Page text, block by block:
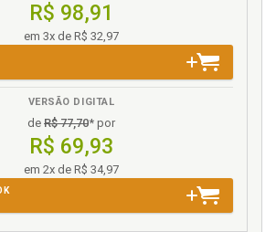
e siglas, p. 13
p. 65
de água potável, p. 43
Saneamento: doenças e óbitos
p. 48
R$ 98,91
em 3x de R$ 32,97
VERSÃO DIGITAL
de R$ 77,70* por
R$ 69,93
em 2x de R$ 34,97